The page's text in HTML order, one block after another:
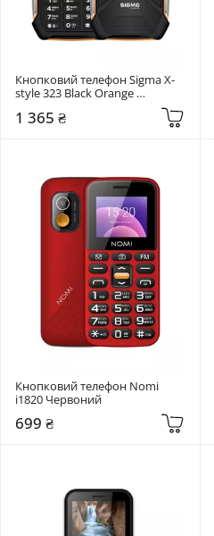
Кнопковий телефон Sigma X-
style 323 Black Orange
1 365 ₴
Кнопковий телефон Nomi
i1820 Червоний
699 ₴